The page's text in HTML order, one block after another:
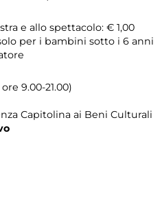
e allo spettacolo: € 1,00
per i bambini sotto i 6 anni
9.00-21.00)
Capitolina ai Beni Culturali